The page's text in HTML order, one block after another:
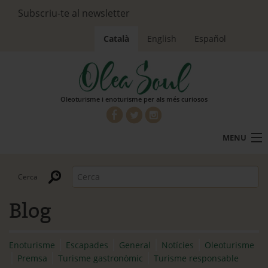
Subscriu-te al newsletter
Español
English
Català
Oleoturisme i enoturisme per als més curiosos
MENU
Turisme gastronòmic
Què és Olea Soul
Blog
Enoturisme Escapades General Notícies
Oleoturisme
Premsa
Turisme gastronòmic Turisme responsable